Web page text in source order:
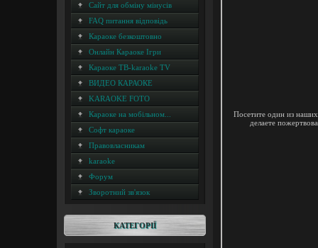
Сайт для обміну мінусів
FAQ питання відповідь
Караоке безкоштовно
Онлайн Караоке Ігри
Караоке ТВ-karaoke TV
ВИДЕО КАРАОКЕ
KARAOKE FOTO
Караоке на мобільном...
Софт караоке
Правовласникам
karaoke
Форум
Зворотний зв'язок
КАТЕГОРІЇ
Посетите один из
делаете